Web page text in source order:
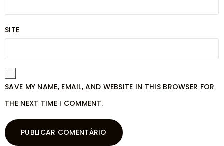
SITE
SAVE MY NAME, EMAIL, AND WEBSITE IN THIS BROWSER FOR
THE NEXT TIME I COMMENT.